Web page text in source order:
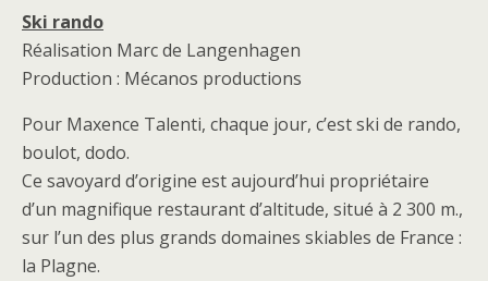
Ski rando
Réalisation Marc de Langenhagen
Production : Mécanos productions
Pour Maxence Talenti, chaque jour, c’est ski de rando,
boulot, dodo.
Ce savoyard d’origine est aujourd’hui propriétaire
d’un magnifique restaurant d’altitude, situé à 2 300 m.,
sur l’un des plus grands domaines skiables de France :
la Plagne.